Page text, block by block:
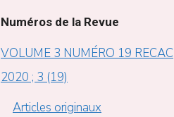
Numéros de la Revue
VOLUME 3 NUMÉRO 19 RECAC
2020 ; 3 (19)
Articles originaux